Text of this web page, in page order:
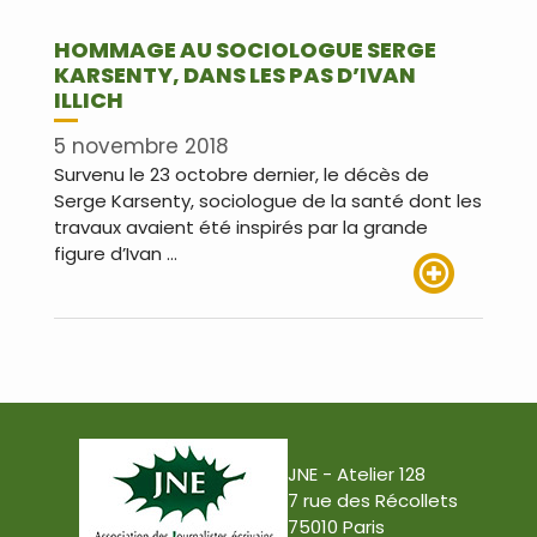
HOMMAGE AU SOCIOLOGUE SERGE
KARSENTY, DANS LES PAS D’IVAN
ILLICH
5 novembre 2018
Survenu le 23 octobre dernier, le décès de
Serge Karsenty, sociologue de la santé dont les
travaux avaient été inspirés par la grande
figure d’Ivan …
JNE - Atelier 128
7 rue des Récollets
75010 Paris